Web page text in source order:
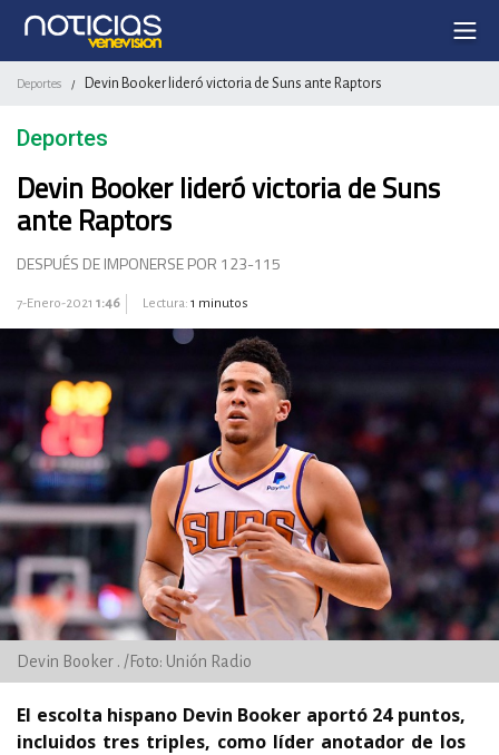
Deportes / Devin Booker lideró victoria de Suns ante Raptors
Deportes
Devin Booker lideró victoria de Suns
ante Raptors
DESPUÉS DE IMPONERSE POR 123-115
7-Enero-2021 1:46 Lectura: 1 minutos
Devin Booker . /Foto: Unión Radio
El escolta hispano Devin Booker aportó 24 puntos,
incluidos tres triples, como líder anotador de los